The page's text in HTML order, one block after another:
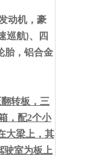
动机，豪
巡航)、四
胎，铝合金
转板，三
，配2个小
大梁上，其
驶室为板上